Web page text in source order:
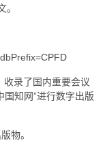
。
收录了国内重要会议
国知网”进行数字出版
物。